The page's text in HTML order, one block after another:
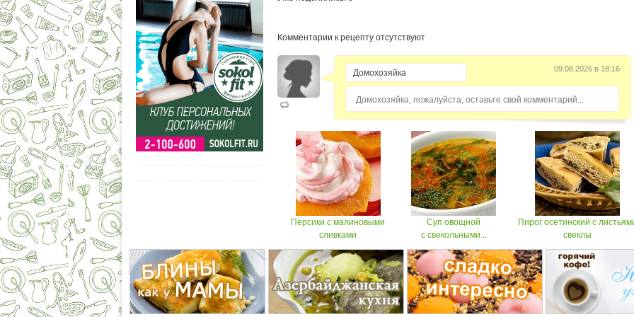
Комментарии к рецепту отсутствуют
09.08.2026 в 18:16
Домохозяйка, пожалуйста, оставьте свой комментарий...
Персики с малиновыми
сливками
Суп овощной
с свекольными...
Пирог осетинский с
свеклы